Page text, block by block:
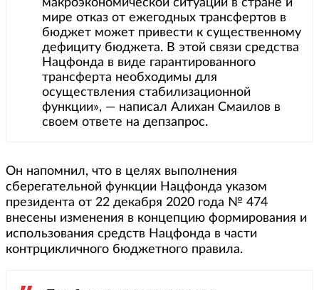
макроэкономической ситуации в стране и
мире отказ от ежегодных трансфертов в
бюджет может привести к существенному
дефициту бюджета. В этой связи средства
Нацфонда в виде гарантированного
трансферта необходимы для
осуществления стабилизационной
функции», — написал Алихан Смаилов в
своем ответе на депзапрос.
Он напомнил, что в целях выполнения
сберегательной функции Нацфонда указом
президента от 22 декабря 2020 года № 474
внесены изменения в концепцию формирования и
использования средств Нацфонда в части
контрцикличного бюджетного правила.